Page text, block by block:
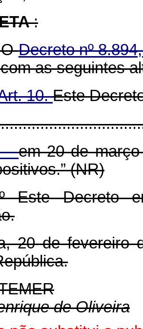
:
ODecreto nº
as seguintes
10.Este
-em 20 de
(NR)
Este Decreto
20 de fevereiro
de Oliveira